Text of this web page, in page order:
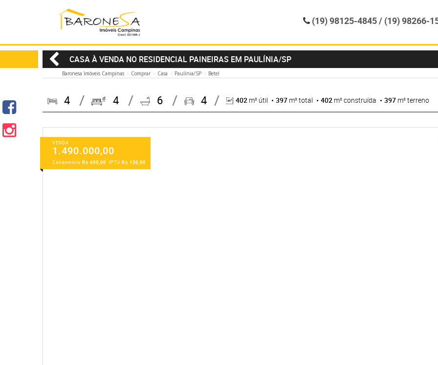
(19) 98125-4845 / (19) 98266-
CASA À VENDA NO RESIDENCIAL PAINEIRAS EM PAULÍNIA/SP
Baronesa Imóveis Campinas Comprar Casa Paulínia/SP Betel
4 4 6 4 402 m² útil 397 m² total 402 m² construída 397 m² terreno
VENDA
1.490.000,00
Condomínio R$ 600,00 IPTU R$ 130,00